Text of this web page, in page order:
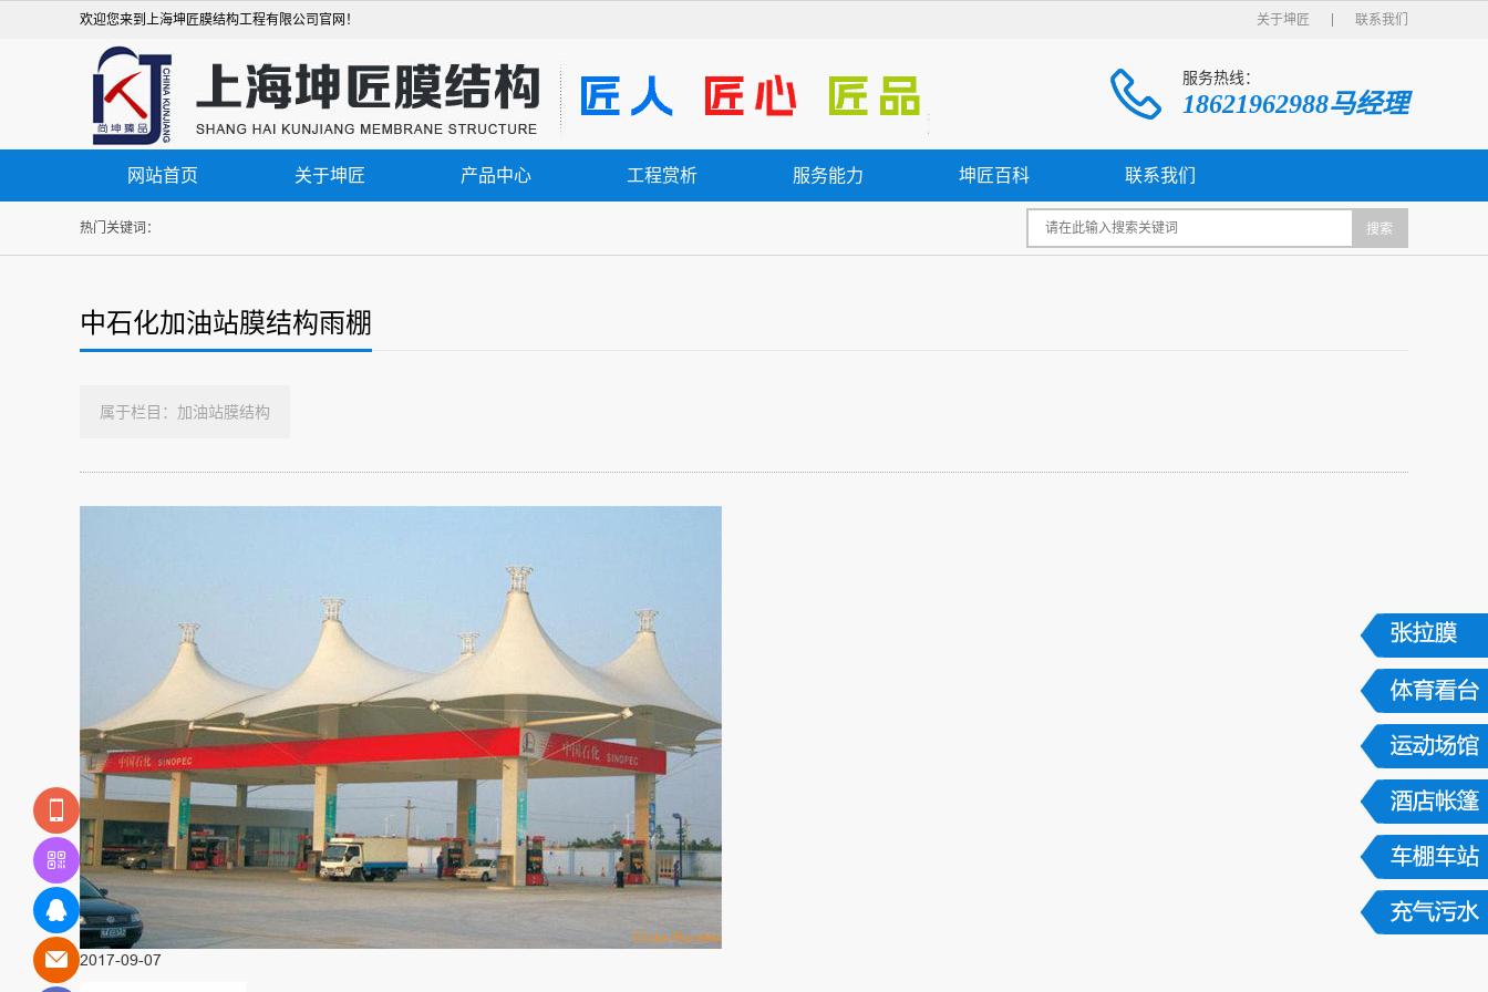
欢迎您来到上海坤匠膜结构工程有限公司官网！ 关于坤匠 联系我们
服务热线：
18621962988马经理
网站首页 关于坤匠 产品中心 工程赏析 服务能力 坤匠百科 联系我们
热门关键词： 搜索
中石化加油站膜结构雨棚
属于栏目：加油站膜结构
2017-09-07